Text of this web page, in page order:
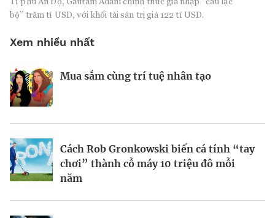
bộ” trăm tỉ USD, với khối tài sản trị giá 122 tỉ USD.
Xem nhiều nhất
Mua sắm cùng trí tuệ nhân tạo
Cách Rob Gronkowski biến cá tính “tay
chơi” thành cỗ máy 10 triệu đô mỗi
năm
Nhà sáng lập 25 tuổi và tham vọng lật
Thợ săn khoản vay
Kiểm soát bất ổn và bảo vệ sức khỏe
BRANDCONNECT | Brand Contributor
Champagne hàng đầu cho chất riêng
mùa lễ hội